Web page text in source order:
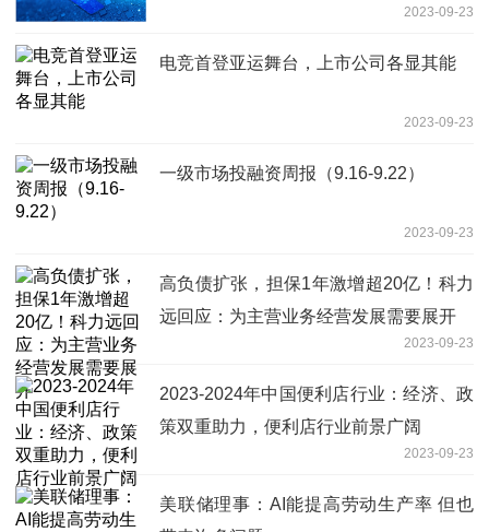
2023-09-23
电竞首登亚运舞台，上市公司各显其能
2023-09-23
一级市场投融资周报（9.16-9.22）
2023-09-23
高负债扩张，担保1年激增超20亿！科力
远回应：为主营业务经营发展需要展开
2023-09-23
2023-2024年中国便利店行业：经济、政
策双重助力，便利店行业前景广阔
2023-09-23
美联储理事：AI能提高劳动生产率 但也